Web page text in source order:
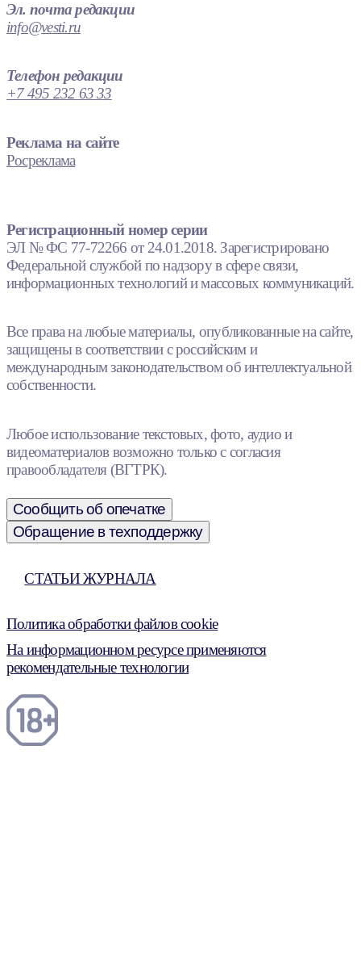
Эл. почта редакции
info@vesti.ru
Телефон редакции
+7 495 232 63 33
Реклама на сайте
Росреклама
Регистрационный номер серии
ЭЛ № ФС 77-72266 от 24.01.2018. Зарегистрировано
Федеральной службой по надзору в сфере связи,
информационных технологий и массовых коммуникаций.
Все права на любые материалы, опубликованные на сайте,
защищены в соответствии с российским и
международным законодательством об интеллектуальной
собственности.
Любое использование текстовых, фото, аудио и
видеоматериалов возможно только с согласия
правообладателя (ВГТРК).
Сообщить об опечатке
Обращение в техподдержку
СТАТЬИ ЖУРНАЛА
Политика обработки файлов cookie
На информационном ресурсе применяются
рекомендательные технологии